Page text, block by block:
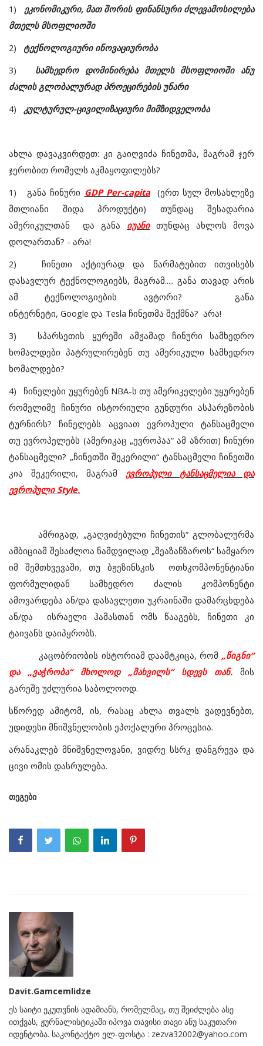
1)
ეკონომიკური, მათ შორის ფინანსური ძლევამოსილება
მთელს მსოფლიოში
2)
ტექნოლოგიური ინოვაციურობა
3)
სამხედრო დომინირება მთელს მსოფლიოში ანუ
ძალის გლობალურად პროეცირების უნარი
4)
კულტურულ-ცივილიზაციური მიმზიდველობა
ახლა დავაკვირდეთ: კი გაიღვიძა ჩინეთმა, მაგრამ ჯერ
ჯერობით რომელს აკმაყოფილებს?
1) განა ჩინური GDP Per-capita(ერთ სულ მოსახლეზე
მთლიანი შიდა პროდუქტი) თუნდაც შესადარია
ამერიკულთან და განა იუანითუნდაც ახლოს მოვა
დოლართან? - არა!
2)
ჩინეთი აქტიურად და წარმატებით ითვისებს
დასავლურ ტექნოლოგიებს, მაგრამ..... განა თავად არის
ამ ტექნოლოგიების ავტორი? განა
ინტერნეტი, Google და Tesla ჩინეთმა შექმნა? არა!
3)
სპარსეთის ყურეში ამჟამად ჩინური სამხედრო
ხომალდები პატრულირებენ თუ ამერიკული სამხედრო
ხომალდები?
4)
ჩინელები უყურებენ NBA-ს თუ ამერიკელები უყურებენ
რომელიმე ჩინური ისტორიული გუნდური ასპარეზობის
ტურნირს? ჩინელებს აცვიათ ევროპული ტანსაცმელი
თუ ევროპელებს (ამერიკაც „ევროპაა“ ამ აზრით) ჩინური
ტანსაცმელი? „ჩინეთში შეკერილი“ ტანსაცმელი ჩინეთში
კია შეკერილი, მაგრამ ევროპული ტანსაცმელია და
ევროპული Style.
ამრიგად, „გაღვიძებული ჩინეთის“ გლობალურმა
ამბიციამ შესაძლოა ნამდვილად „შეაზანზაროს“ სამყარო
იმ შემთხვევაში, თუ ბჟეზინსკის ოთხკომპონენტიანი
ფორმულიდან სამხედრო ძალის კომპონენტი
ამოვარდება ან/და დასავლეთი უკრაინაში დამარცხდება
ან/და ისრაელი ჰამასთან ომს წააგებს, ჩინეთი კი
ტაივანს დაიპყრობს.
კაცობრიობის ისტორიამ დაამტკიცა, რომ „წიგნი“
და „ვაჭრობა“ მხოლოდ „მახვილს“ სდევს თან. მის
გარეშე უძლურია საბოლოოდ.
სწორედ ამიტომ, ის, რასაც ახლა თვალს ვადევნებთ,
უდიდესი მნიშვნელობის ეპოქალური პროცესია.
არანაკლებ მნიშვნელოვანი, ვიდრე სსრკ დანგრევა და
ცივი ომის დასრულება.
თეგები
Davit.Gamcemlidze
ეს საიტი ეკუთვნის ადამიანს, რომელმაც, თუ შეიძლება ასე
ითქვას, ჟურნალისტიკაში იპოვა თავისი თავი ანუ საკუთარი
იდენტობა. საკონტაქტო ელ-ფოსტა : zezva32002@yahoo.com